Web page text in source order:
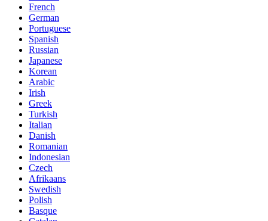
French
German
Portuguese
Spanish
Russian
Japanese
Korean
Arabic
Irish
Greek
Turkish
Italian
Danish
Romanian
Indonesian
Czech
Afrikaans
Swedish
Polish
Basque